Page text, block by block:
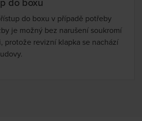
do boxu
do boxu v případě potřeby
je možný bez narušení soukromí
protože revizní klapka se nachází